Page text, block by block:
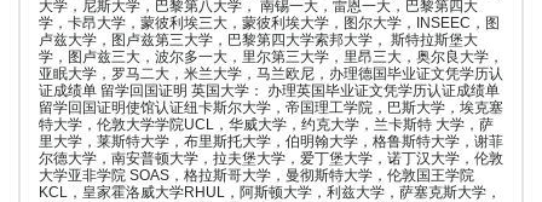
大学，尼斯大学，巴黎第八大学， 南锡一大，雷恩一大，巴黎第四大
学，卡昂大学，蒙彼利埃三大，蒙彼利埃大学，图尔大学，INSEEC，图
卢兹大学，图卢兹第三大学，巴黎第四大学索邦大学， 斯特拉斯堡大
学，图卢兹三大，波尔多一大，里尔第三大学，里昂三大，奥尔良大学，
亚眠大学，罗马二大，米兰大学，马兰欧尼，办理德国毕业证文凭学历认
证成绩单 留学回国证明 英国大学： 办理英国毕业证文凭学历认证成绩单
留学回国证明使馆认证纽卡斯尔大学，帝国理工学院，巴斯大学，埃克塞
特大学，伦敦大学学院UCL，华威大学，约克大学，兰卡斯特 大学，萨
里大学，莱斯特大学，布里斯托大学，伯明翰大学，格鲁斯特大学，谢菲
尔德大学，南安普顿大学，拉夫堡大学，爱丁堡大学，诺丁汉大学，伦敦
大学亚非学院 SOAS，格拉斯哥大学，曼彻斯特大学，伦敦国王学院
KCL，皇家霍洛威大学RHUL，阿斯顿大学，利兹大学，萨塞克斯大学，